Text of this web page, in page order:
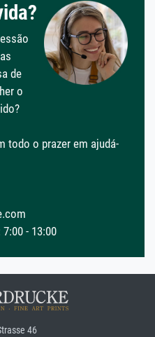
de
o
todo o prazer em ajudá-
- 13:00
46